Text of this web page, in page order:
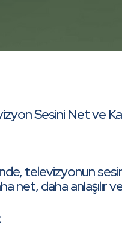
Sesini Net ve
televizyonun
net, daha anlaşılır